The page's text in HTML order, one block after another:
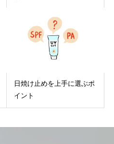
日焼け止めを上手に選ぶポ
イント